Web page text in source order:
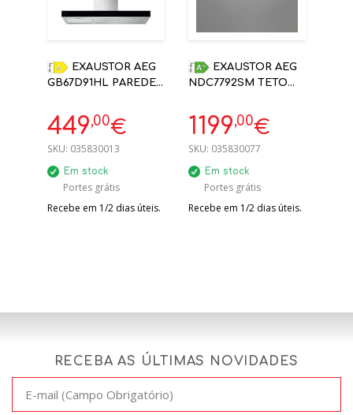
GB67D91HL PAREDE
FRENTE PRETO
449,00€
SKU: 035830013
Em stock
Portes grátis
Recebe em 1/2 dias úteis.
NDC7792SM TETO
A+
1199,00€
SKU: 035830077
Em stock
Portes grátis
Recebe em 1/2 dias úteis.
RECEBA AS ÚLTIMAS NOVIDADES